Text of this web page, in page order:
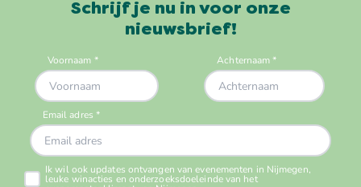
Schrijf je nu in voor onze
nieuwsbrief!